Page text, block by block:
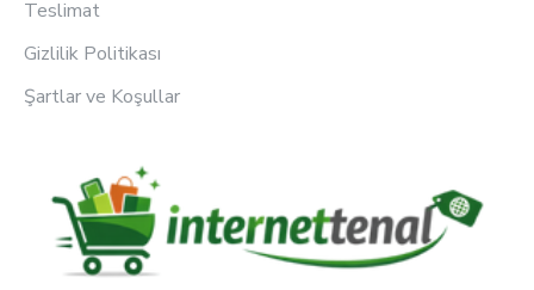
Teslimat
Gizlilik Politikası
Şartlar ve Koşullar